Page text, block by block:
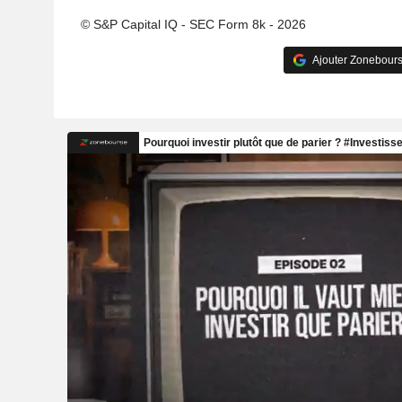
© S&P Capital IQ - SEC Form 8k - 2026
Ajouter